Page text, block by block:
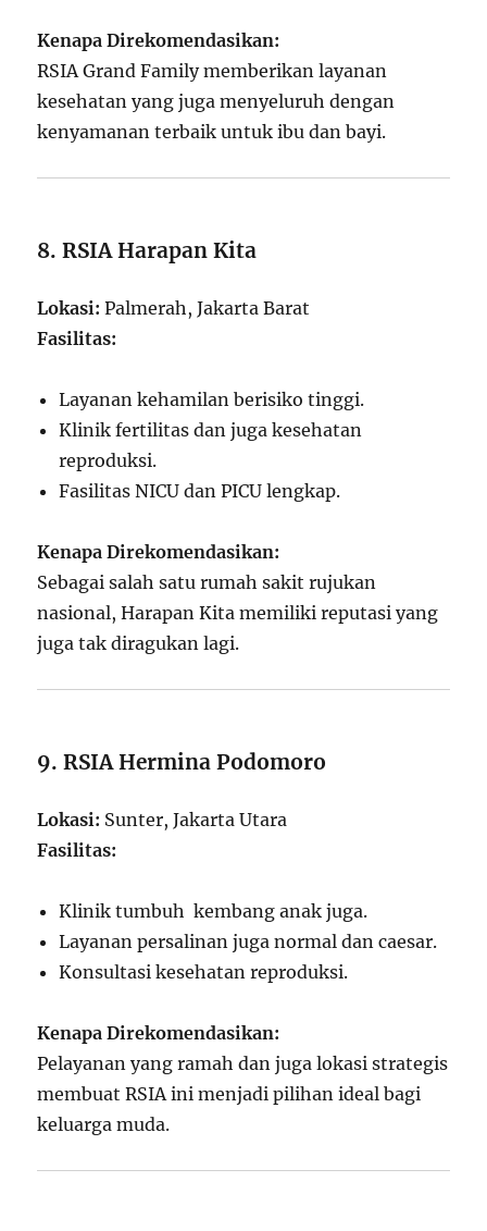
Kenapa Direkomendasikan:
RSIA Grand Family memberikan layanan
kesehatan yang juga menyeluruh dengan
kenyamanan terbaik untuk ibu dan bayi.
8. RSIA Harapan Kita
Lokasi: Palmerah, Jakarta Barat
Fasilitas:
Layanan kehamilan berisiko tinggi.
Klinik fertilitas dan juga kesehatan
reproduksi.
Fasilitas NICU dan PICU lengkap.
Kenapa Direkomendasikan:
Sebagai salah satu rumah sakit rujukan
nasional, Harapan Kita memiliki reputasi yang
juga tak diragukan lagi.
9. RSIA Hermina Podomoro
Lokasi: Sunter, Jakarta Utara
Fasilitas:
Klinik tumbuh kembang anak juga.
Layanan persalinan juga normal dan caesar.
Konsultasi kesehatan reproduksi.
Kenapa Direkomendasikan:
Pelayanan yang ramah dan juga lokasi strategis
membuat RSIA ini menjadi pilihan ideal bagi
keluarga muda.